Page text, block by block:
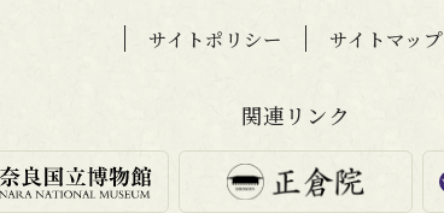
サイトポリシー サイトマップ
関連リンク